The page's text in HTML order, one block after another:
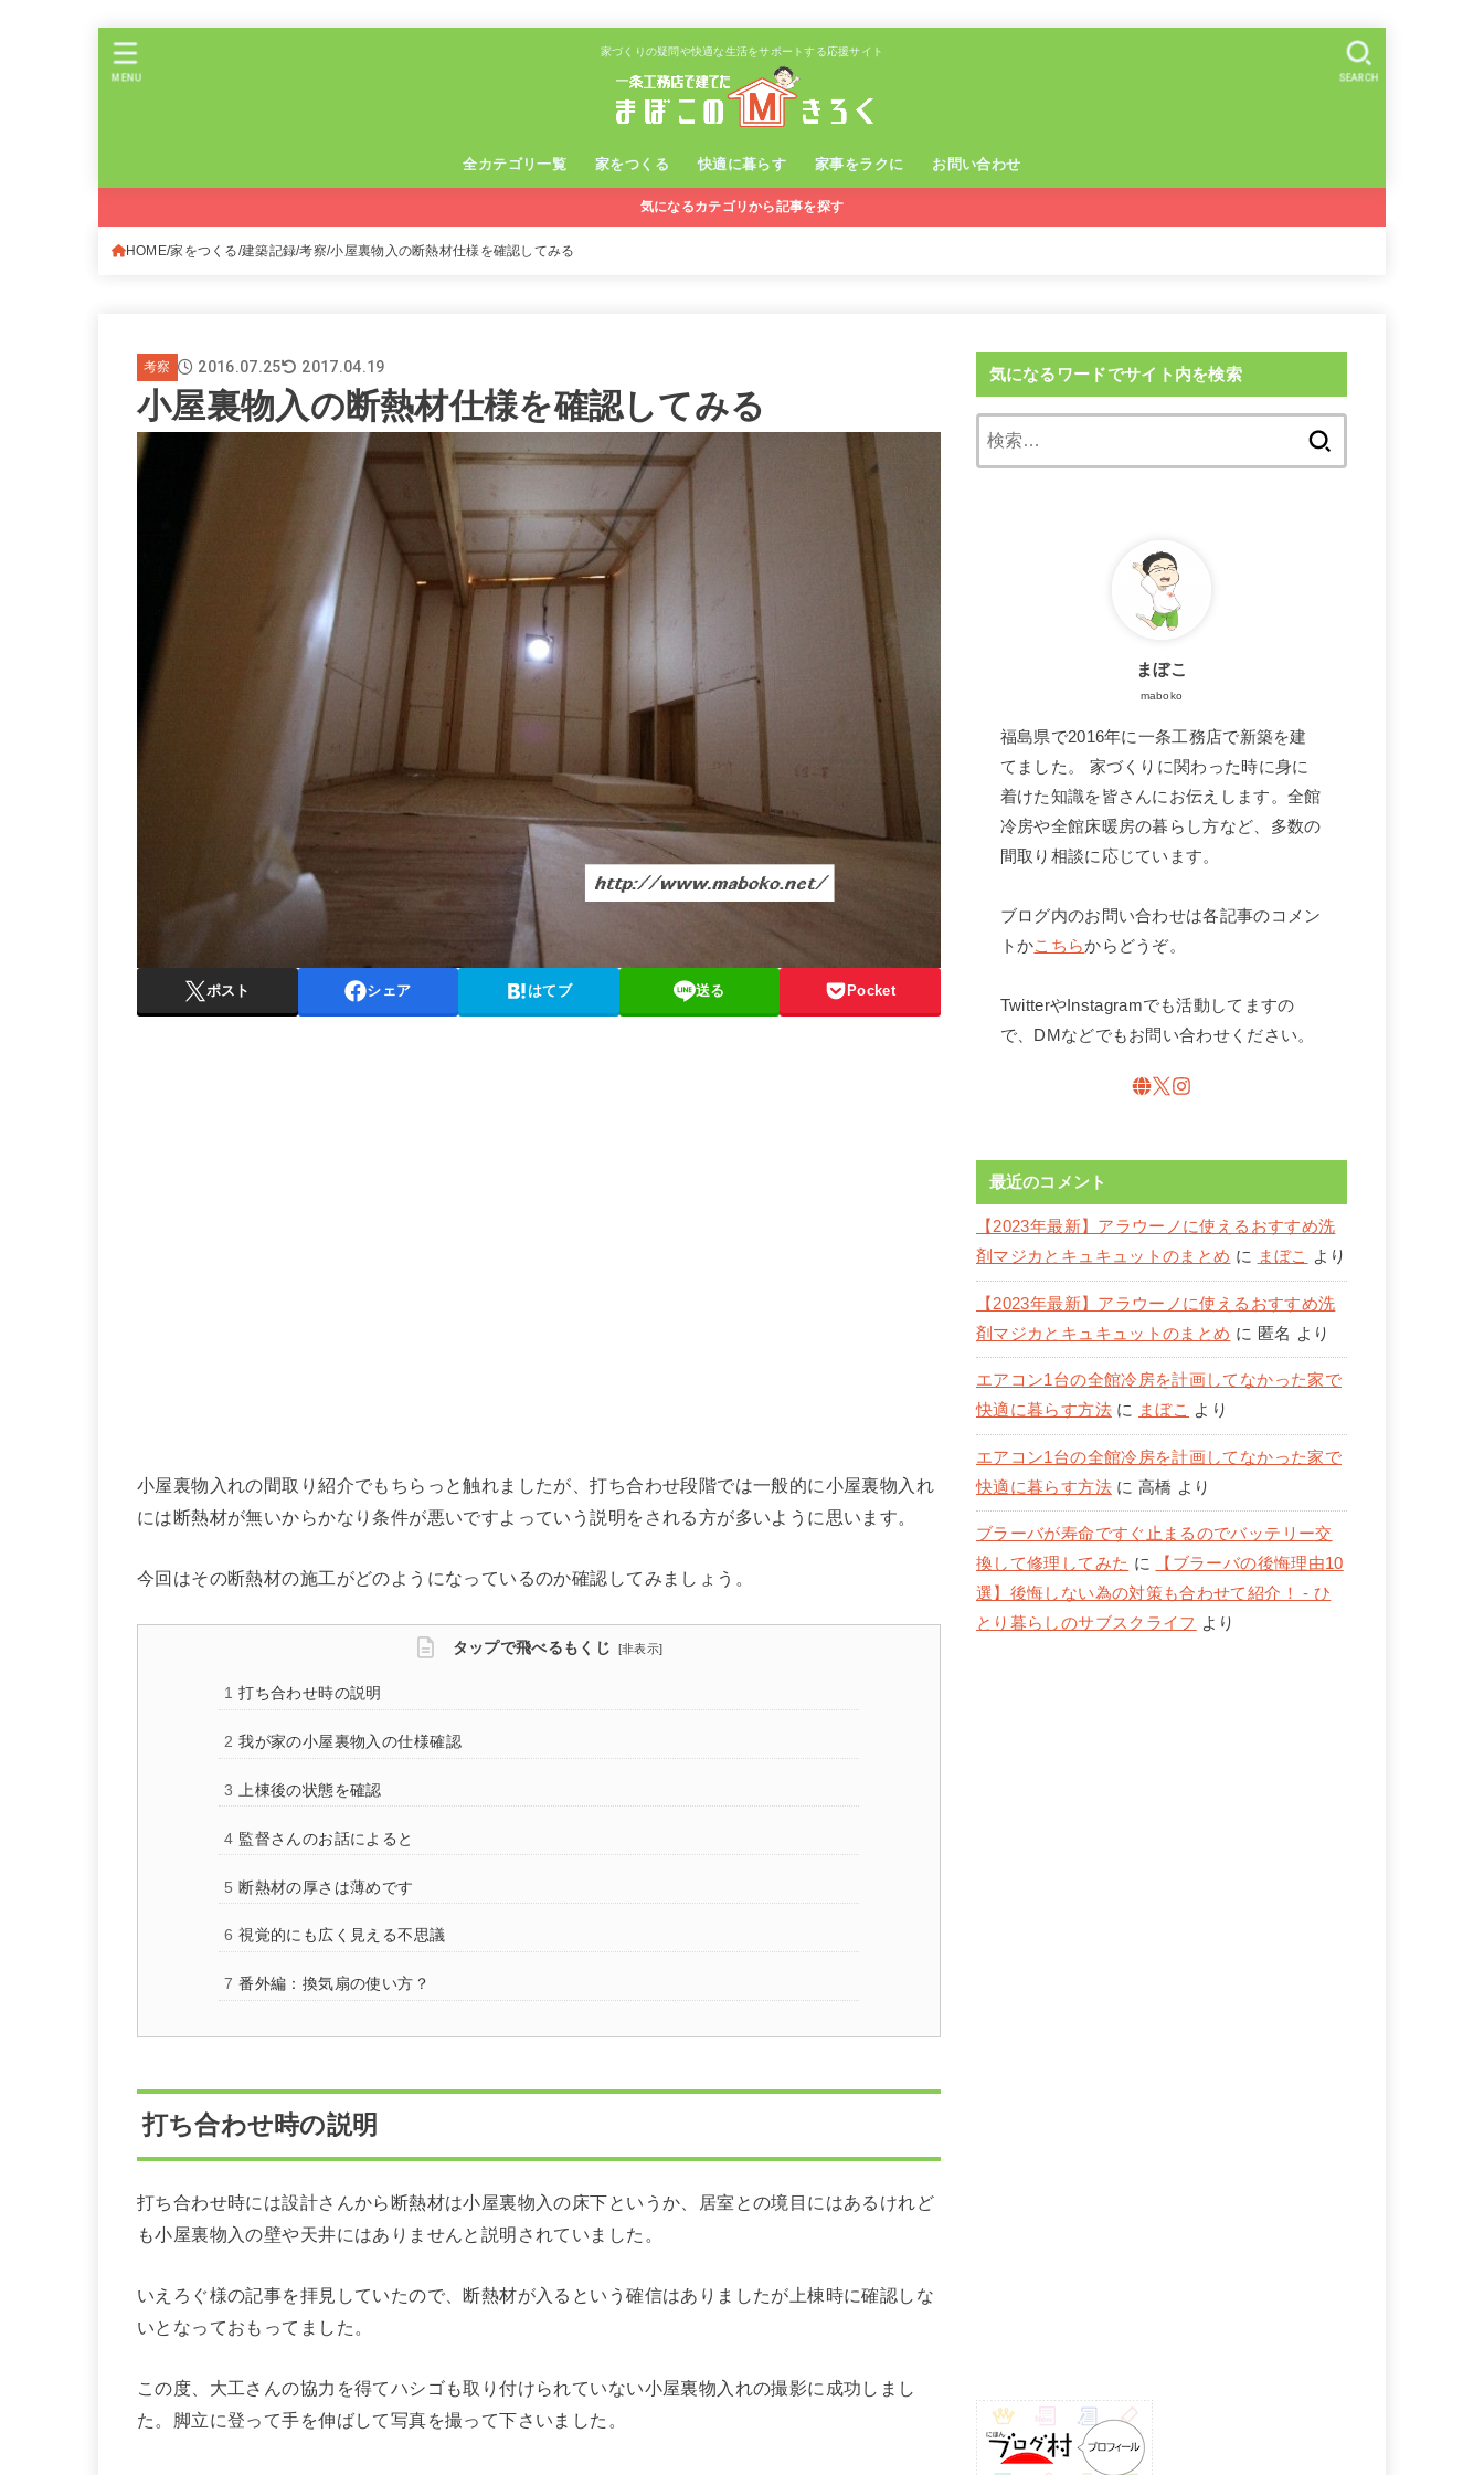
家づくりの疑問や快適な生活をサポートする応援サイト
全カテゴリ一覧 家をつくる 快適に暮らす 家事をラクに お問い合わせ
SEARCH
MENU
気になるカテゴリから記事を探す
HOME 家をつくる 建築記録 考察 小屋裏物入の断熱材仕様を確認してみる
考察 2016.07.25 2017.04.19
小屋裏物入の断熱材仕様を確認してみる
ポスト シェア はてブ 送る Pocket
小屋裏物入れの間取り紹介でもちらっと触れましたが、打ち合わせ段階では一般的に小屋裏物入れ
には断熱材が無いからかなり条件が悪いですよっていう説明をされる方が多いように思います。
今回はその断熱材の施工がどのようになっているのか確認してみましょう。
タップで飛べるもくじ [非表示]
打ち合わせ時の説明
我が家の小屋裏物入の仕様確認
上棟後の状態を確認
監督さんのお話によると
断熱材の厚さは薄めです
視覚的にも広く見える不思議
番外編：換気扇の使い方？
打ち合わせ時の説明
打ち合わせ時には設計さんから断熱材は小屋裏物入の床下というか、居室との境目にはあるけれど
も小屋裏物入の壁や天井にはありませんと説明されていました。
いえろぐ様の記事を拝見していたので、断熱材が入るという確信はありましたが上棟時に確認しな
いとなっておもってました。
この度、大工さんの協力を得てハシゴも取り付けられていない小屋裏物入れの撮影に成功しまし
た。脚立に登って手を伸ばして写真を撮って下さいました。
気になるワードでサイト内を検索
まぼこ
maboko
福島県で2016年に一条工務店で新築を建
てました。 家づくりに関わった時に身に
着けた知識を皆さんにお伝えします。全館
冷房や全館床暖房の暮らし方など、多数の
間取り相談に応じています。
ブログ内のお問い合わせは各記事のコメン
トかこちらからどうぞ。
TwitterやInstagramでも活動してますの
で、DMなどでもお問い合わせください。
最近のコメント
【2023年最新】アラウーノに使えるおすすめ洗
剤マジカとキュキュットのまとめ に まぼこ より
【2023年最新】アラウーノに使えるおすすめ洗
剤マジカとキュキュットのまとめ に 匿名 より
エアコン1台の全館冷房を計画してなかった家で
快適に暮らす方法に まぼこ より
エアコン1台の全館冷房を計画してなかった家で
快適に暮らす方法に 高橋 より
ブラーバが寿命ですぐ止まるのでバッテリー交
換して修理してみた に
【ブラーバの後悔理由10
選】後悔しない為の対策も合わせて紹介！ - ひ
とり暮らしのサブスクライフ より